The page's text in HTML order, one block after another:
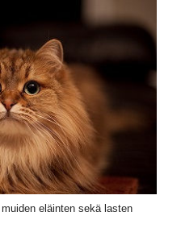
eläinten sekä lasten